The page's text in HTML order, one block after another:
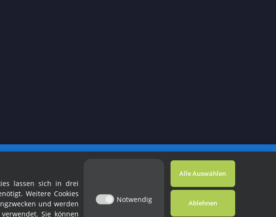
lassen sich in drei
Weitere Cookies
und werden
Sie können
Notwendig
Alle Auswählen
Ablehnen